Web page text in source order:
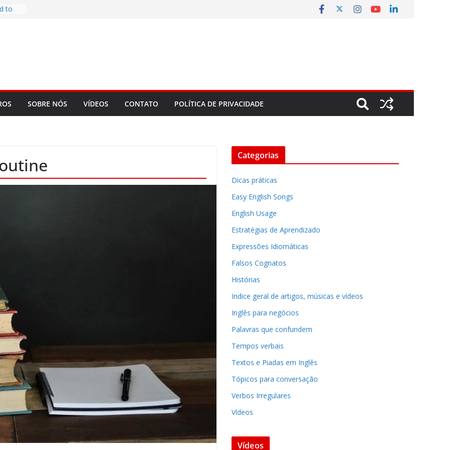
to
SOBRE NÓS VÍDEOS CONTATO POLÍTICA DE PRIVACIDADE
Categorias
Dicas práticas
Easy English Songs
English Usage
Estratégias de Aprendizado
Expressões Idiomáticas
Falsos Cognatos
Histórias
Indice geral de artigos, músicas e vídeos
Inglês para negócios
Palavras que confundem
Tempos verbais
Textos e Piadas em Inglês
Tópicos para conversação
Verbos Irregulares
Vídeos
Vídeos